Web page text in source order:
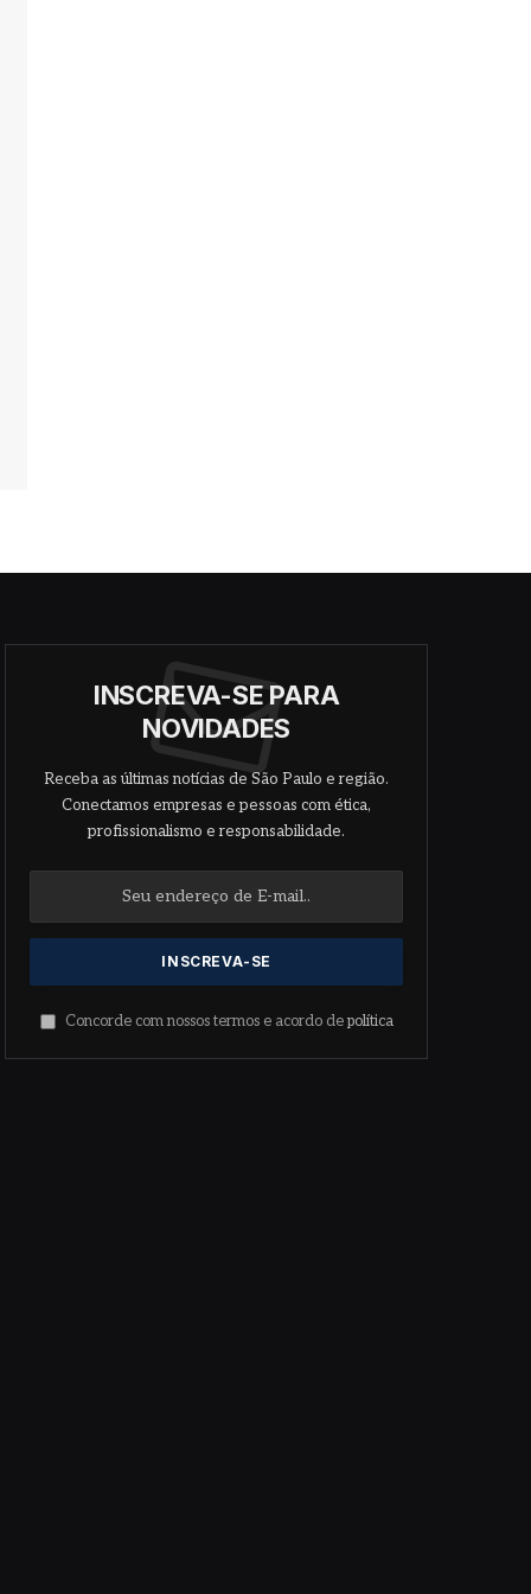
INSCREVA-SE PARA
NOVIDADES
Receba as últimas notícias de São Paulo e região.
Conectamos empresas e pessoas com ética,
profissionalismo e responsabilidade.
Concorde com nossos termos e acordo de política